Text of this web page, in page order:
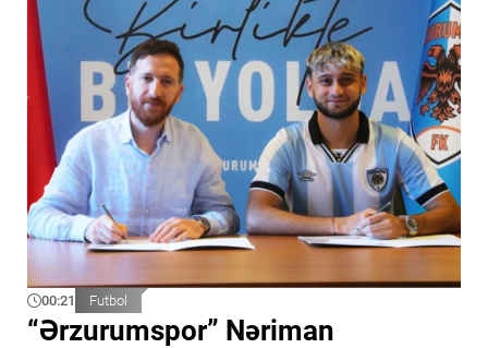
00:21 Futbol
“Ərzurumspor” Nəriman